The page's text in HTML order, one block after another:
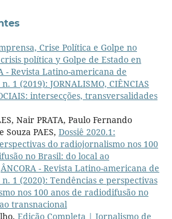
Crise Política e Golpe no
política y Golpe de Estado en
- Revista Latino-americana de
1 (2019): JORNALISMO, CIÊNCIAS
intersecções, transversalidades
Nair PRATA, Paulo Fernando
Souza PAES, Dossiê 2020.1:
do radiojornalismo nos 100
no Brasil: do local ao
ÂNCORA - Revista Latino-americana de
1 (2020): Tendências e perspectivas
nos 100 anos de radiodifusão no
transnacional
Edição Completa | Jornalismo de